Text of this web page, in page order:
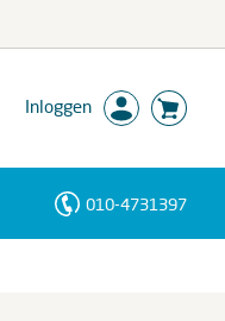
Inloggen
010-4731397